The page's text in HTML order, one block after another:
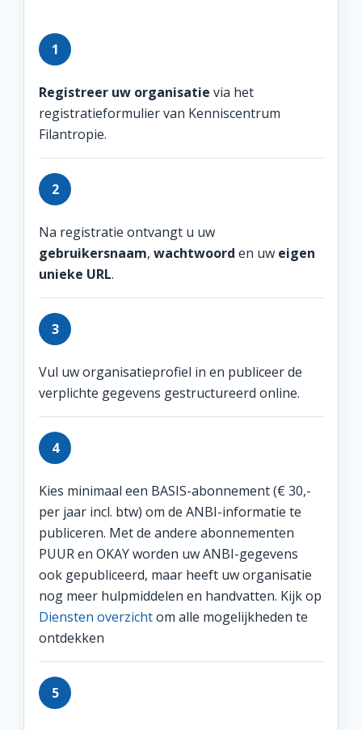
1
Registreer uw organisatie via het
registratieformulier van Kenniscentrum
Filantropie.
2
Na registratie ontvangt u uw
gebruikersnaam, wachtwoord en uw eigen
unieke URL.
3
Vul uw organisatieprofiel in en publiceer de
verplichte gegevens gestructureerd online.
4
Kies minimaal een BASIS-abonnement (€ 30,-
per jaar incl. btw) om de ANBI-informatie te
publiceren. Met de andere abonnementen
PUUR en OKAY worden uw ANBI-gegevens
ook gepubliceerd, maar heeft uw organisatie
nog meer hulpmiddelen en handvatten. Kijk op
Diensten overzichtom alle mogelijkheden te
ontdekken
5